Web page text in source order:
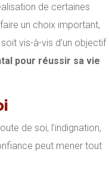
de certaines
un choix important,
vis-à-vis d’un objectif
pour réussir sa vie
de soi, l’indignation,
peut mener tout